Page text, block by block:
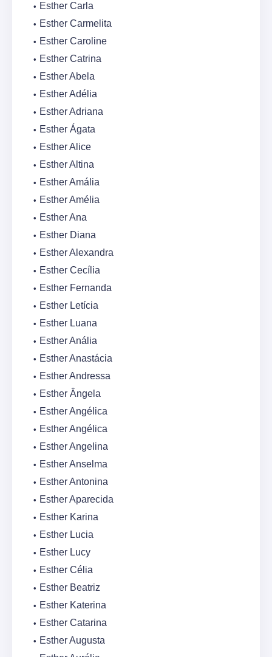
Esther Carla
Esther Carmelita
Esther Caroline
Esther Catrina
Esther Abela
Esther Adélia
Esther Adriana
Esther Ágata
Esther Alice
Esther Altina
Esther Amália
Esther Amélia
Esther Ana
Esther Diana
Esther Alexandra
Esther Cecília
Esther Fernanda
Esther Letícia
Esther Luana
Esther Anália
Esther Anastácia
Esther Andressa
Esther Ângela
Esther Angélica
Esther Angélica
Esther Angelina
Esther Anselma
Esther Antonina
Esther Aparecida
Esther Karina
Esther Lucia
Esther Lucy
Esther Célia
Esther Beatriz
Esther Katerina
Esther Catarina
Esther Augusta